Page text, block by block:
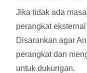
Jika tidak ada
perangkat
Disarankan agar
perangkat dan
untuk dukungan.